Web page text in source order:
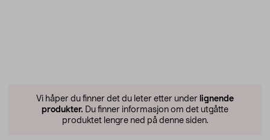
Vi håper du finner det du leter etter under lignende
produkter. Du finner informasjon om det utgåtte
produktet lengre ned på denne siden.